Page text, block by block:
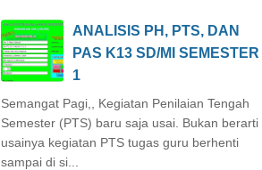
ANALISIS PH, PTS, DAN
PAS K13 SD/MI SEMESTER
1
Semangat Pagi,, Kegiatan Penilaian Tengah
Semester (PTS) baru saja usai. Bukan berarti
usainya kegiatan PTS tugas guru berhenti
sampai di si...